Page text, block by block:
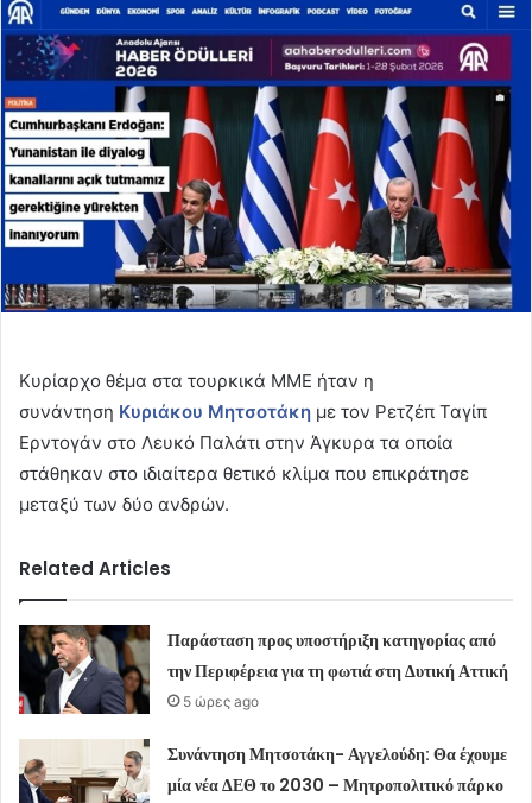
email
Κυρίαρχο θέμα στα τουρκικά ΜΜΕ ήταν η
συνάντηση Κυριάκου Μητσοτάκη με τον Ρετζέπ Ταγίπ
Ερντογάν στο Λευκό Παλάτι στην Άγκυρα τα οποία
στάθηκαν στο ιδιαίτερα θετικό κλίμα που επικράτησε
μεταξύ των δύο ανδρών.
Related Articles
Παράσταση προς υποστήριξη κατηγορίας από
την Περιφέρεια για τη φωτιά στη Δυτική Αττική
5 ώρες ago
Συνάντηση Μητσοτάκη- Αγγελούδη: Θα έχουμε
μία νέα ΔΕΘ το 2030 – Μητροπολιτικό πάρκο